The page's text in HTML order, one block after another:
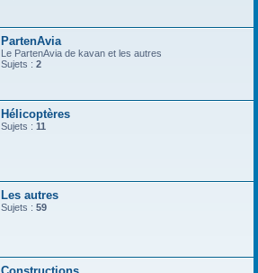
PartenAvia
Le PartenAvia de kavan et les autres
Sujets : 2
Hélicoptères
Sujets : 11
Les autres
Sujets : 59